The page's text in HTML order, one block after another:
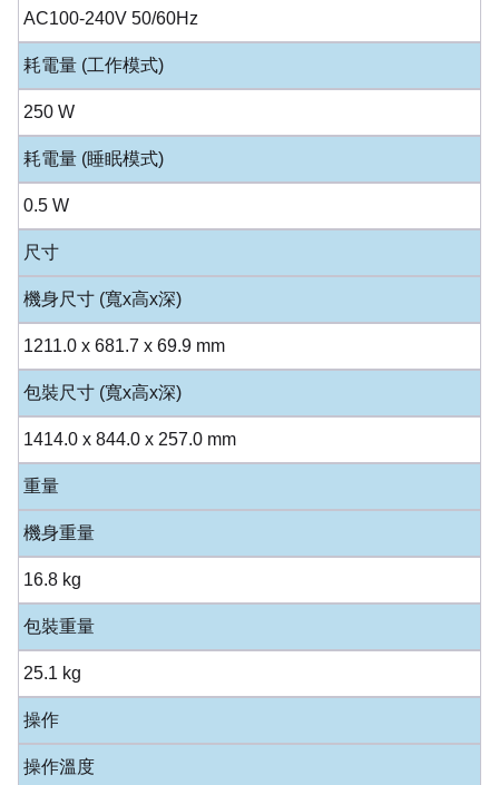
AC100-240V 50/60Hz
耗電量 (工作模式)
250 W
耗電量 (睡眠模式)
0.5 W
尺寸
機身尺寸 (寬x高x深)
1211.0 x 681.7 x 69.9 mm
包裝尺寸 (寬x高x深)
1414.0 x 844.0 x 257.0 mm
重量
機身重量
16.8 kg
包裝重量
25.1 kg
操作
操作溫度